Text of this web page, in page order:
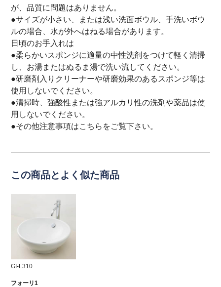
が、品質に問題はありません。
●サイズが小さい、または浅い洗面ボウル、手洗いボウ
ルの場合、水が外へはねる場合があります。
日頃のお手入れは
●柔らかいスポンジに適量の中性洗剤をつけて軽く清掃
し、お湯またはぬるま湯で洗い流してください。
●研磨剤入りクリーナーや研磨効果のあるスポンジ等は
使用しないでください。
●清掃時、強酸性または強アルカリ性の洗剤や薬品は使
用しないでください。
●その他注意事項はこちら をご覧下さい。
この商品とよく似た商品
GI-L310
フォーリ1